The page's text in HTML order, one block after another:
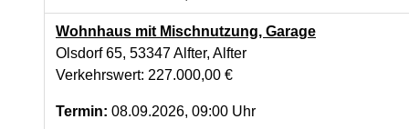
Wohnhaus mit Mischnutzung, Garage
Olsdorf 65, 53347 Alfter, Alfter
Verkehrswert: 227.000,00 €
Termin: 08.09.2026, 09:00 Uhr